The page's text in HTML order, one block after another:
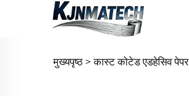
मुख्यपृष्ठ > कास्ट कोटेड एडहेसिव पेपर